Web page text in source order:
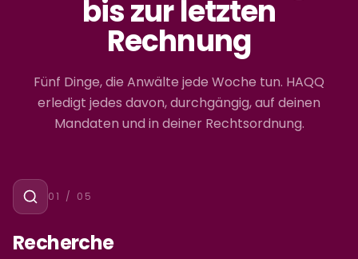
bis zur letzten
Rechnung
Fünf Dinge, die Anwälte jede Woche tun. HAQQ
erledigt jedes davon, durchgängig, auf deinen
Mandaten und in deiner Rechtsordnung.
01 / 05
Recherche